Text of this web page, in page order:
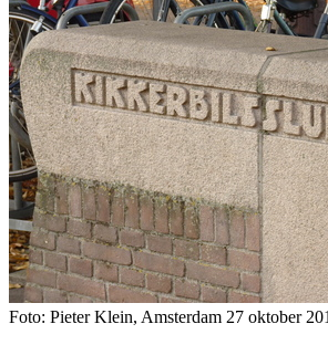
Foto: Pieter Klein, Amsterdam 27 oktober